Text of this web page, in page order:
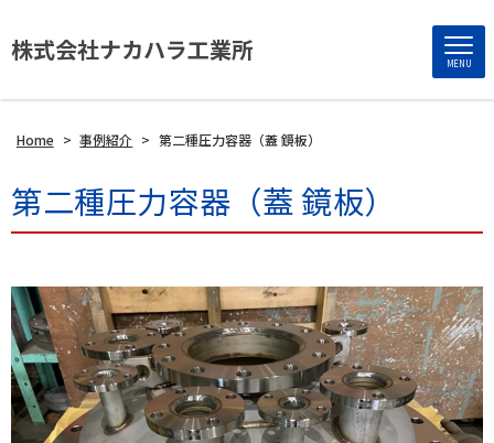
株式会社ナカハラ工業所 MENU
Home > 事例紹介 > 第二種圧力容器（蓋 鏡板）
第二種圧力容器（蓋 鏡板）